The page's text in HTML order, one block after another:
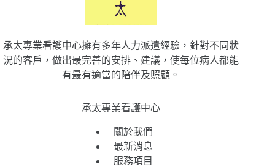
承太專業看護中心擁有多年人力派遣經驗，針對不同狀
況的客戶，做出最完善的安排、建議，使每位病人都能
有最有適當的陪伴及照顧。
承太專業看護中心
關於我們
最新消息
服務項目